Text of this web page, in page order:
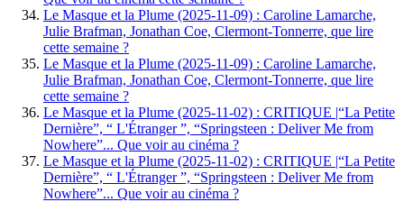
Le Masque et la Plume (2025-11-09) : Caroline Lamarche,
Julie Brafman, Jonathan Coe, Clermont-Tonnerre, que lire
cette semaine ?
Le Masque et la Plume (2025-11-09) : Caroline Lamarche,
Julie Brafman, Jonathan Coe, Clermont-Tonnerre, que lire
cette semaine ?
Le Masque et la Plume (2025-11-02) : CRITIQUE |“La Petite
Dernière”, “ L'Étranger ”, “Springsteen : Deliver Me from
Nowhere”... Que voir au cinéma ?
Le Masque et la Plume (2025-11-02) : CRITIQUE |“La Petite
Dernière”, “ L'Étranger ”, “Springsteen : Deliver Me from
Nowhere”... Que voir au cinéma ?